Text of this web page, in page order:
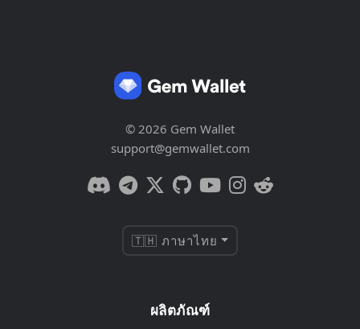
© 2026 Gem Wallet
support@gemwallet.com
🇹🇭 ภาษาไทย
ผลิตภัณฑ์